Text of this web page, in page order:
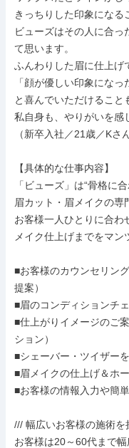
きっちりした印象になる
ビューズはその人に合っ
て思います。
ふんわりした眉に仕上げ
「顔が優しい印象になっ
と喜んでいただけること
私自身も、やりがいを感
（新卒入社／21歳／Kさん
【具体的な仕事内容】
「ビューズ」は“骨格に
眉カット・眉メイクの専
お客様一人ひとりに合わ
メイク仕上げまでをマン
■お客様のカウンセリン
提案）
■眉のコンディションチ
■仕上がりイメージのご
ション）
■シェーバー・ツイザー
■眉メイクの仕上げ＆ホ
■お客様の情報入力や簡
/// 幅広いお客様の施術を
お客様は20～60代まで